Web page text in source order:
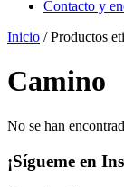
Contacto y
Inicio / Productos
Camino
No se han
¡Sígueme en